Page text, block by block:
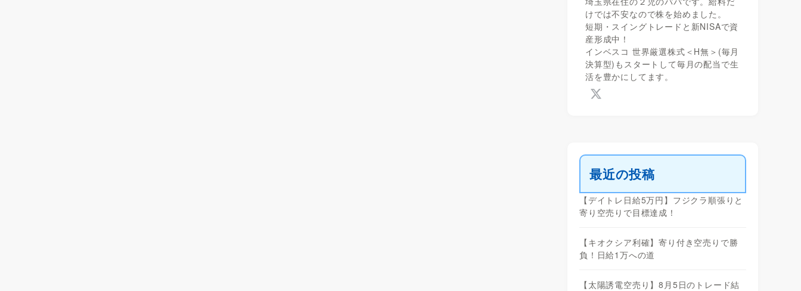
けでは不安なので株を始めました。
短期・スイングトレードと新NISAで資
産形成中！
インベスコ 世界厳選株式＜H無＞(毎月
決算型)もスタートして毎月の配当で生
活を豊かにしてます。
最近の投稿
【デイトレ日給5万円】フジクラ順張りと
寄り空売りで目標達成！
【キオクシア利確】寄り付き空売りで勝
負！日給1万への道
【太陽誘電空売り】8月5日のトレード結